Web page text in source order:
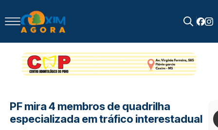
for:
PF mira 4 membros de quadrilha
especializada em tráfico interestadual